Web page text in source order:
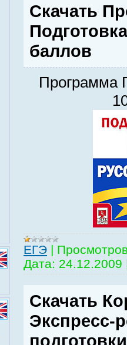
Скачать
баллов
Программа
EГЭ |
Дата: 24.12.2009
Скачать
Экспресс-